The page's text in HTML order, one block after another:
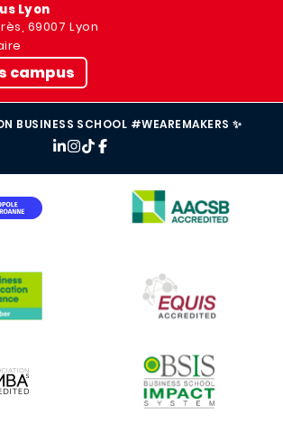
Lyon
69007 Lyon
campus
BUSINESS SCHOOL #WEAREMAKERS ✨
IMAGE